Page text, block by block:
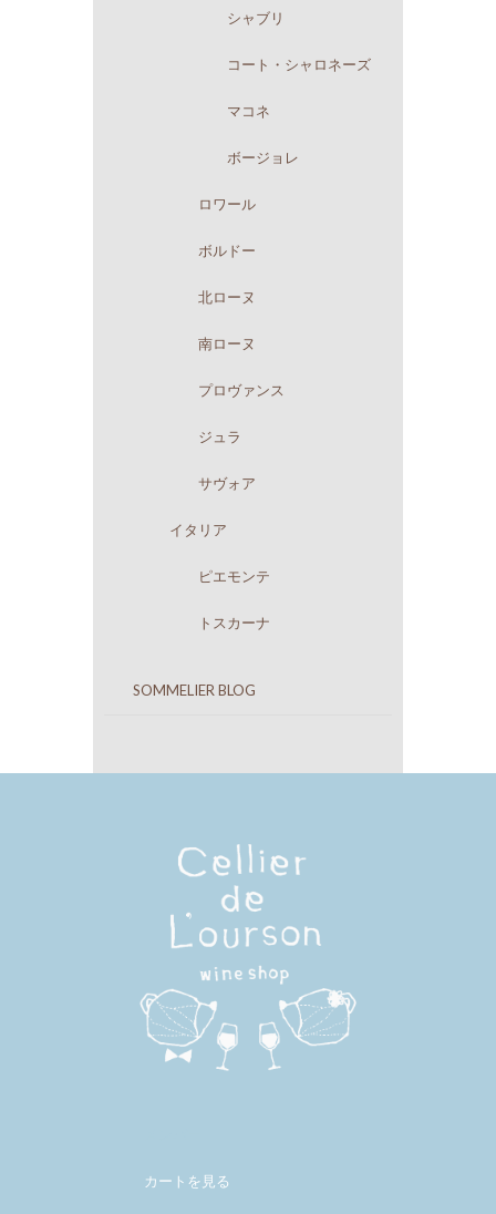
シャブリ
コート・シャロネーズ
マコネ
ボージョレ
ロワール
ボルドー
北ローヌ
南ローヌ
プロヴァンス
ジュラ
サヴォア
イタリア
ピエモンテ
トスカーナ
SOMMELIER BLOG
カートを見る